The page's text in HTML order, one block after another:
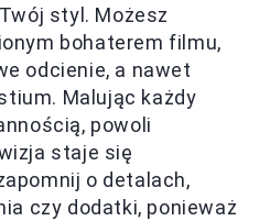
styl. Możesz
bohaterem filmu,
odcienie, a nawet
Malując każdy
powoli
staje się
o detalach,
czy dodatki, ponieważ